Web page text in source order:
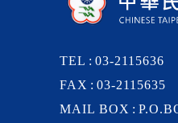
TEL
03-2115636
FAX
03-2115635
MAIL BOX